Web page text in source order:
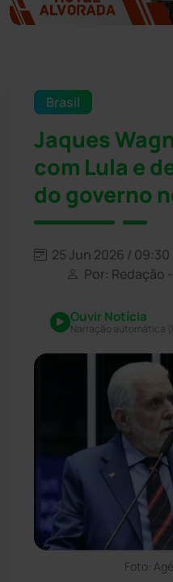
Brasil
Jaques
com Lula e
do governo
25 Jun 2026 / 09:30
Por: Redação
Ouvir Notícia
Narração automática
Foto: